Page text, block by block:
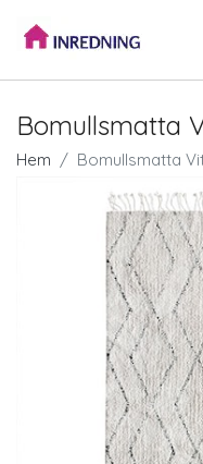
Bomullsmatta
Hem Bomullsmatta